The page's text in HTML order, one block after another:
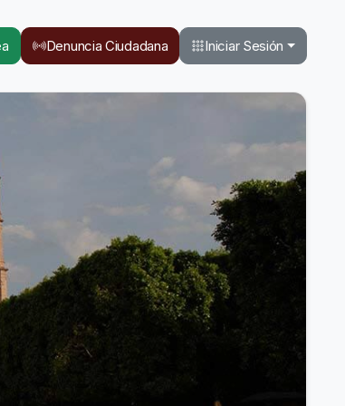
Denuncia Ciudadana Iniciar Sesión